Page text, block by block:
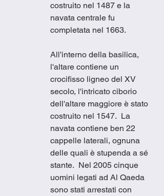
costruito nel 1487 e la
navata centrale fu
completata nel 1663.
All'interno della basilica,
l'altare contiene un
crocifisso ligneo del XV
secolo, l'intricato ciborio
dell'altare maggiore è stato
costruito nel 1547.  La
navata contiene ben 22
cappelle laterali, ognuna
delle quali è stupenda a sé
stante.  Nel 2005 cinque
uomini legati ad Al Qaeda
sono stati arrestati con